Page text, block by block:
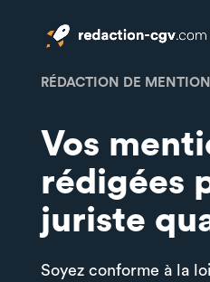
RÉDACTION DE
Vos
rédigées
juriste
Soyez conforme à la